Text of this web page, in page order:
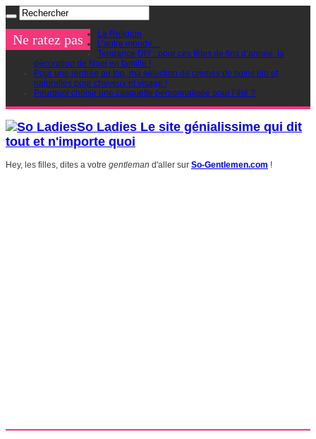
Ne ratez pas
La Religion
L’autre monde…
Tendance DIY : pour ces fêtes de fins d’année, la
décoration de Noel en famille !
Pour une rentrée au top, ma sélection de crèmes de soins bio et
naturelles pour cheveux et visage !
Pourquoi choisir une casquette personnalisée pour l’été ?
So Ladies Le site génialissime qui dit
tout et n'importe quoi
Hey, les filles, dites a votre gentleman d'aller sur So-Gentlemen.com !